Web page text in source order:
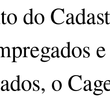
do
e
o